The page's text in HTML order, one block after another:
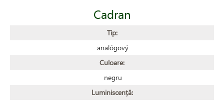
Cadran
Tip:
analógový
Culoare:
negru
Luminiscență: